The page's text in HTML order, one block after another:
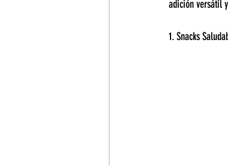
adición versátil
1. Snacks